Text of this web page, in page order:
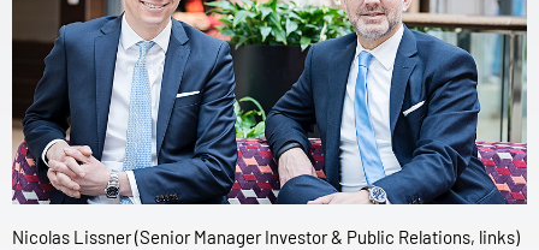
Nicolas Lissner (Senior Manager Investor & Public Relations, links)